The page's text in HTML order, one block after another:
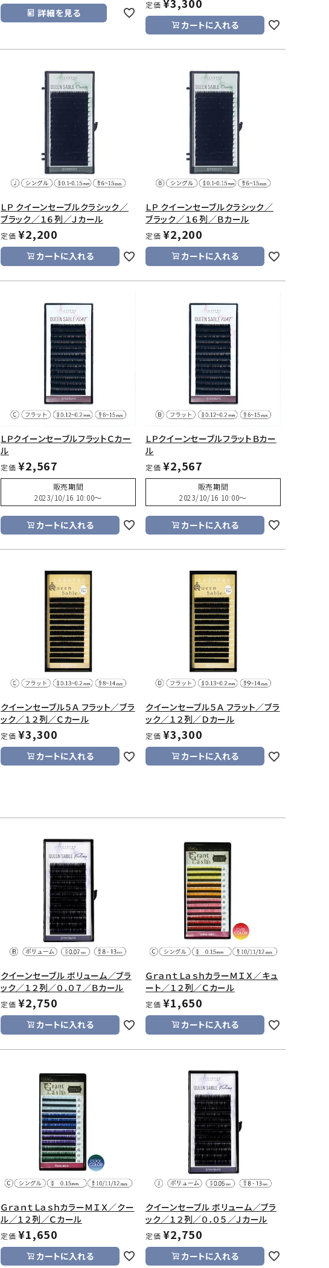
詳細を見る
定価
カートに入れる
ＬＰ クイーンセーブルクラシック／
ブラック／１６列／Ｊカール
定価 ¥2,200
カートに入れる
ＬＰ クイーンセーブルクラシック／
ブラック／１６列／Ｂカール
定価 ¥2,200
カートに入れる
ＬＰクイーンセーブルフラットＣカー
ル
定価 ¥2,567
販売期間
2023/10/16 10:00〜
カートに入れる
ＬＰクイーンセーブルフラットＢカー
ル
定価 ¥2,567
販売期間
2023/10/16 10:00〜
カートに入れる
クイーンセーブル５Ａ フラット／ブラ
ック／１２列／Ｃカール
定価 ¥3,300
カートに入れる
クイーンセーブル５Ａ フラット／ブラ
ック／１２列／Ｄカール
定価 ¥3,300
カートに入れる
クイーンセーブル ボリューム／ブラ
ック／１２列／０．０７／Ｂカール
定価 ¥2,750
カートに入れる
ＧｒａｎｔＬａｓｈカラーＭＩＸ／キュ
ート／１２列／Ｃカール
定価 ¥1,650
カートに入れる
ＧｒａｎｔＬａｓｈカラーＭＩＸ／クー
ル／１２列／Ｃカール
定価 ¥1,650
カートに入れる
クイーンセーブル ボリューム／ブラ
ック／１２列／０．０５／Ｊカール
定価 ¥2,750
カートに入れる